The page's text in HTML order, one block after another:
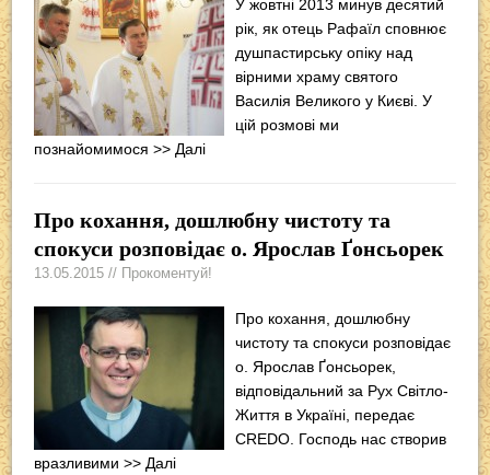
У жовтні 2013 минув десятий
рік, як отець Рафаїл сповнює
душпастирську опіку над
вірними храму святого
Василія Великого у Києві. У
цій розмові ми
познайомимося>> Далі
Про кохання, дошлюбну чистоту та
спокуси розповідає о. Ярослав Ґонсьорек
13.05.2015 // Прокоментуй!
Про кохання, дошлюбну
чистоту та спокуси розповідає
о. Ярослав Ґонсьорек,
відповідальний за Рух Світло-
Життя в Україні, передає
CREDO. Господь нас створив
вразливими>> Далі